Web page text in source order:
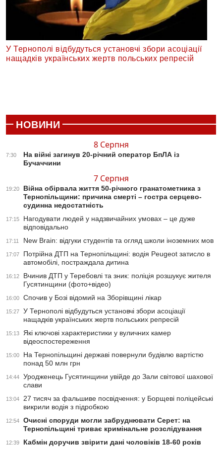
У Тернополі відбудуться установчі збори асоціації
нащадків українських жертв польських репресій
НОВИНИ
8 Серпня
7:30
На війні загинув 20-річний оператор БпЛА із
Бучаччини
7 Серпня
19:20
Війна обірвала життя 50-річного гранатометника з
Тернопільщини: причина смерті – гостра серцево-
судинна недостатність
17:15
Нагодувати людей у надзвичайних умовах – це дуже
відповідально
17:11 New Brain: відгуки студентів та огляд школи іноземних мов
17:07
Потрійна ДТП на Тернопільщині: водія Peugeot затисло в
автомобілі, постраждала дитина
16:12
Вчинив ДТП у Теребовлі та зник: поліція розшукує жителя
Гусятинщини (фото+відео)
16:00 Спочив у Бозі відомий на Зборівщині лікар
15:27
У Тернополі відбудуться установчі збори асоціації
нащадків українських жертв польських репресій
15:13
Які ключові характеристики у вуличних камер
відеоспостереження
15:00
На Тернопільщині державі повернули будівлю вартістю
понад 50 млн грн
14:44
Уродженець Гусятинщини увійде до Зали світової шахової
слави
13:04
27 тисяч за фальшиве посвідчення: у Борщеві поліцейські
викрили водія з підробкою
12:54
Очисні споруди могли забруднювати Серет: на
Тернопільщині триває кримінальне розслідування
12:39 Кабмін доручив звірити дані чоловіків 18-60 років